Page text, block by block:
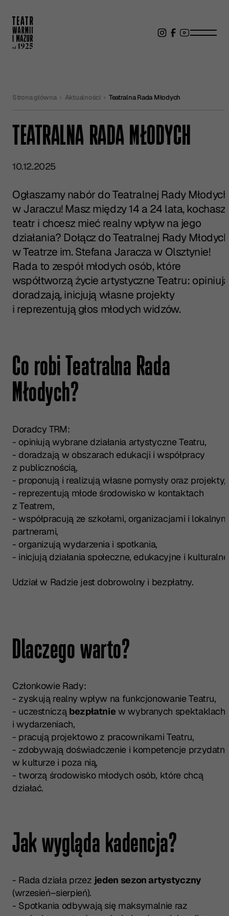
Strona główna Aktualności Teatralna Rada Młodych
TEATRALNA RADA MŁODYCH
10.12.2025
Ogłaszamy nabór do Teatralnej Rady Młodych
w Jaraczu! Masz między 14 a 24 lata, kochasz
teatr i chcesz mieć realny wpływ na jego
działania? Dołącz do Teatralnej Rady Młodych
w Teatrze im. Stefana Jaracza w Olsztynie!
Rada to zespół młodych osób, które
współtworzą życie artystyczne Teatru:
doradzają, inicjują własne projekty
i reprezentują głos młodych widzów.
Co robi Teatralna Rada
Młodych?
Doradcy TRM:
- opiniują wybrane działania artystyczne Teatru,
- doradzają w obszarach edukacji i współpracy
z publicznością,
- proponują i realizują własne pomysły oraz projekty,
- reprezentują młode środowisko w kontaktach
z Teatrem,
- współpracują ze szkołami, organizacjami i
partnerami,
- organizują wydarzenia i spotkania,
- inicjują działania społeczne, edukacyjne i
Udział w Radzie jest dobrowolny i bezpłatny.
Dlaczego warto?
Członkowie Rady:
- zyskują realny wpływ na funkcjonowanie Teatru,
- uczestniczą bezpłatnie w wybranych spektaklach
i wydarzeniach,
- pracują projektowo z pracownikami Teatru,
- zdobywają doświadczenie i kompetencje
w kulturze i poza nią,
- tworzą środowisko młodych osób, które chcą
działać.
Jak wygląda kadencja?
- Rada działa przez jeden sezon artystyczny
(wrzesień–sierpień).
- Spotkania odbywają się maksymalnie raz